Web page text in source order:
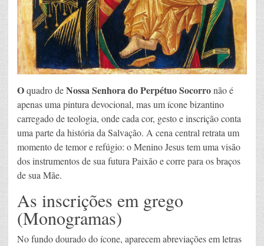
Oquadro deNossa Senhora do Perpétuo Socorronão é
apenas uma pintura devocional, mas um ícone bizantino
carregado de teologia, onde cada cor, gesto e inscrição conta
uma parte da história da Salvação. A cena central retrata um
momento de temor e refúgio: o Menino Jesus tem uma visão
dos instrumentos de sua futura Paixão e corre para os braços
de sua Mãe.
As inscrições em grego
(Monogramas)
No fundo dourado do ícone, aparecem abreviações em letras